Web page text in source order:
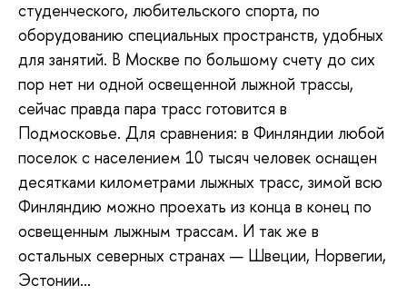
студенческого, любительского спорта, по
оборудованию специальных пространств, удобных
для занятий. В Москве по большому счету до сих
пор нет ни одной освещенной лыжной трассы,
сейчас правда пара трасс готовится в
Подмосковье. Для сравнения: в Финляндии любой
поселок с населением 10 тысяч человек оснащен
десятками километрами лыжных трасс, зимой всю
Финляндию можно проехать из конца в конец по
освещенным лыжным трассам. И так же в
остальных северных странах — Швеции, Норвегии,
Эстонии…